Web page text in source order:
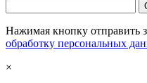
Нажимая кнопку отправить
обработку персональных
×